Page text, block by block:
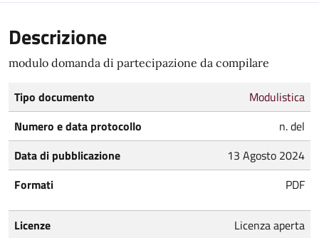
Descrizione
modulo domanda di partecipazione da compilare
Tipo documento
Modulistica
Numero e data protocollo
n. del
Data di pubblicazione
13 Agosto 2024
Formati
PDF
Licenze Licenza aperta